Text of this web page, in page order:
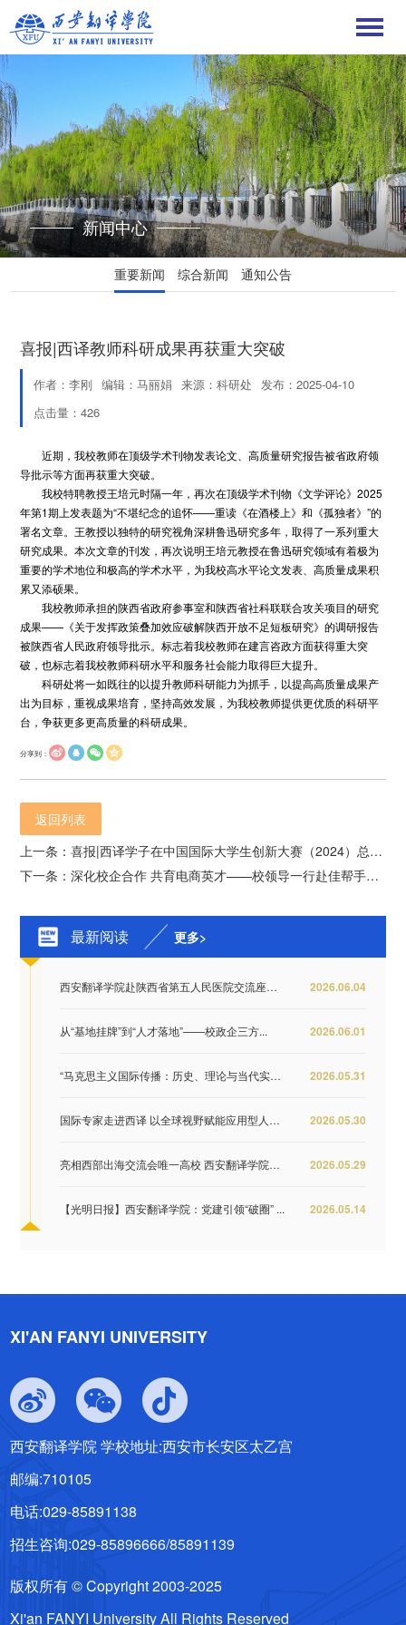
新闻中心
重要新闻 综合新闻 通知公告
喜报|西译教师科研成果再获重大突破
作者：李刚 编辑：马丽娟 来源：科研处 发布：2025-04-10
点击量： 426
近期，我校教师在顶级学术刊物发表论文、高质量研究报告被省政府领
导批示等方面再获重大突破。
我校特聘教授王培元时隔一年，再次在顶级学术刊物《文学评论》2025
年第1期上发表题为“不堪纪念的追怀——重读《在酒楼上》和《孤独者》”的
署名文章。王教授以独特的研究视角深耕鲁迅研究多年，取得了一系列重大
研究成果。本次文章的刊发，再次说明王培元教授在鲁迅研究领域有着极为
重要的学术地位和极高的学术水平，为我校高水平论文发表、高质量成果积
累又添硕果。
我校教师承担的陕西省政府参事室和陕西省社科联联合攻关项目的研究
成果——《关于发挥政策叠加效应破解陕西开放不足短板研究》的调研报告
被陕西省人民政府领导批示。标志着我校教师在建言咨政方面获得重大突
破，也标志着我校教师科研水平和服务社会能力取得巨大提升。
科研处将一如既往的以提升教师科研能力为抓手，以提高高质量成果产
出为目标，重视成果培育，坚持高效发展，为我校教师提供更优质的科研平
台，争获更多更高质量的科研成果。
分享到：
返回列表
上一条：喜报|西译学子在中国国际大学生创新大赛（2024）总决赛中荣获佳绩
下一条：深化校企合作 共育电商英才——校领导一行赴佳帮手集团开展访企拓岗专项活动
最新阅读 更多>
2026.06.04
西安翻译学院赴陕西省第五人民医院交流座谈 推...
2026.06.01
从“基地挂牌”到“人才落地”——校政企三方...
2026.05.31
“马克思主义国际传播：历史、理论与当代实践...
2026.05.30
国际专家走进西译 以全球视野赋能应用型人才培...
2026.05.29
亮相西部出海交流会唯一高校 西安翻译学院签约...
2026.05.14
【光明日报】西安翻译学院：党建引领“破圈” ...
XI'AN FANYI UNIVERSITY
西安翻译学院 学校地址:西安市长安区太乙宫
邮编:710105
电话:029-85891138
招生咨询:029-85896666/85891139
版权所有 © Copyright 2003-2025
Xi'an FANYI University All Rights Reserved